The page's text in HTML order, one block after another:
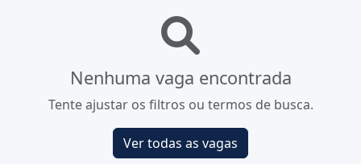
Nenhuma vaga encontrada
Tente ajustar os filtros ou termos de busca.
Ver todas as vagas